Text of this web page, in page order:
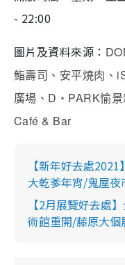
- 22:00
圖片及資料來源：
鮨壽司、安平燒肉、
廣場、 D ‧ PARK愉景
Café & Bar
【新年好去處
大乾爹年宵/鬼屋
【2月展覽好去處
術館重開/藤原大